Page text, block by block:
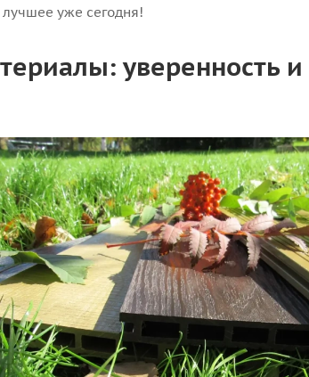
уже сегодня!
уверенность и